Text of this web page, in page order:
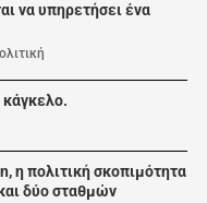
να υπηρετήσει ένα
η πολιτική σκοπιμότητα
δύο σταθμών